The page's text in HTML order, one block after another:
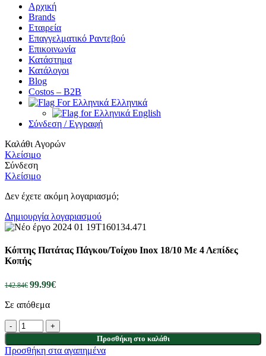
Αρχική
Brands
Εταιρεία
Επαγγελματικό Ραντεβού
Επικοινωνία
Κατάστημα
Κατάλογοι
Blog
Costos – Β2Β
Ελληνικά
English
Σύνδεση / Εγγραφή
Καλάθι Αγορών
Κλείσιμο
Σύνδεση
Κλείσιμο
Δεν έχετε ακόμη λογαριασμό;
Δημιουργία λογαριασμού
Κόπτης Πατάτας Πάγκου/Τοίχου Inox 18/10 Με 4 Λεπίδες
Κοπής
142.84€ 99.99€
Σε απόθεμα
Προσθήκη στο καλάθι
Προσθήκη στα αγαπημένα